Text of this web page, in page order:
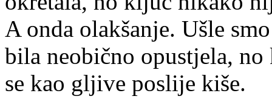
A onda olakšanje. Ušle
bila neobično opustjela,
se kao gljive poslije kiše.